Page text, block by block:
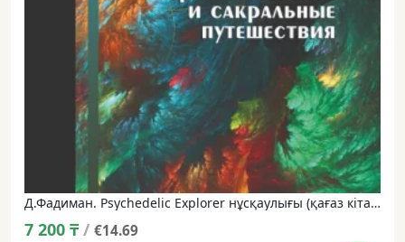
Д.Фадиман. Psychedelic Explorer нұсқаулығы (қағаз кітап)
7 200 ₸ / €14.69